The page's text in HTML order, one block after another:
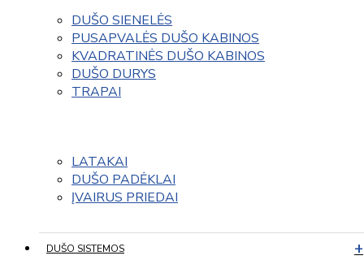
DUŠO SIENELĖS
PUSAPVALĖS DUŠO KABINOS
KVADRATINĖS DUŠO KABINOS
DUŠO DURYS
TRAPAI
LATAKAI
DUŠO PADĖKLAI
ĮVAIRUS PRIEDAI
DUŠO SISTEMOS